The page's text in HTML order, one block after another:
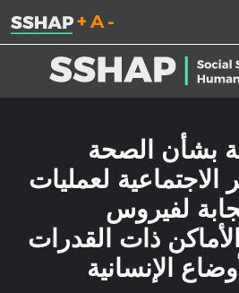
تقليل حجم الخط.
إعادة ضبط حجم
زيادة حجم
بشأن الصحة
الاجتماعية لعمليات
لفيروس
19 في الأماكن ذات القدرات
الإنسانية